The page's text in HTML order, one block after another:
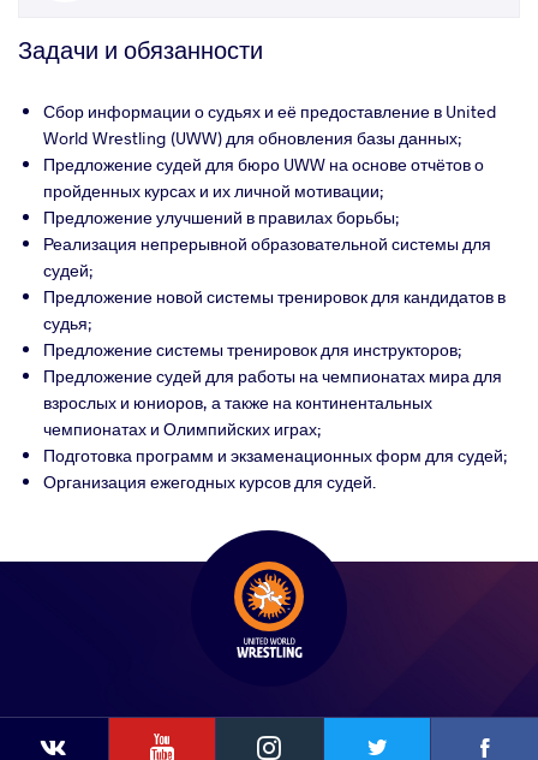
YouTubeInstagram
Задачи и обязанности
Сбор информации о судьях и её предоставление в United
World Wrestling (UWW) для обновления базы данных;
Предложение судей для бюро UWW на основе отчётов о
пройденных курсах и их личной мотивации;
Предложение улучшений в правилах борьбы;
Реализация непрерывной образовательной системы для
судей;
Предложение новой системы тренировок для кандидатов в
судья;
Предложение системы тренировок для инструкторов;
Предложение судей для работы на чемпионатах мира для
взрослых и юниоров, а также на континентальных
чемпионатах и Олимпийских играх;
Подготовка программ и экзаменационных форм для судей;
Организация ежегодных курсов для судей.